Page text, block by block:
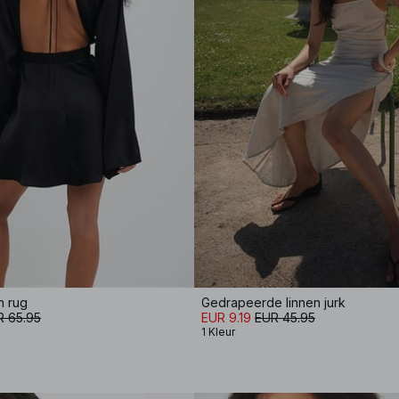
rug
65.95
Gedrapeerde linnen jurk
EUR 9.19 EUR 45.95
1 Kleur